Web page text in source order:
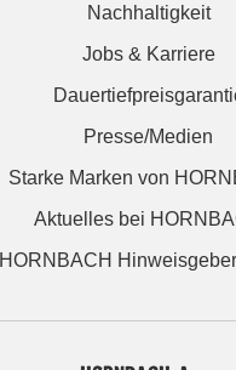
Nachhaltigkeit
Jobs & Karriere
Presse/Medien
Starke Marken von
Aktuelles bei
HORNBACH